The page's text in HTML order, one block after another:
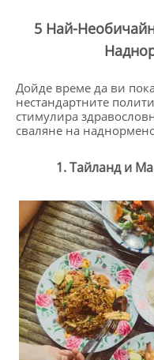
5 Най-
Дойде време да ви
нестандартните
стимулира
сваляне на
1. Тайланд и